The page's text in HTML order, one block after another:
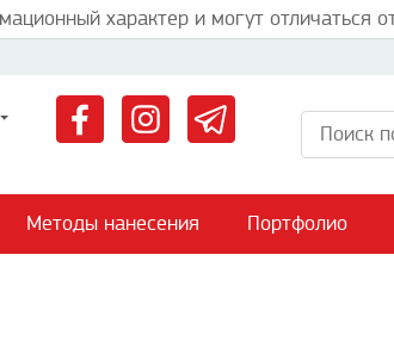
характер и могут отличаться
Методы нанесения Портфолио